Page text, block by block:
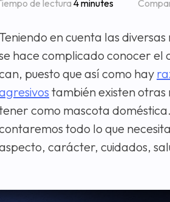
de lectura4 minutes
en cuenta las
hace complicado conocer
puesto que así como hay
también existen otras
como mascota
todo lo que
carácter, cuidados,